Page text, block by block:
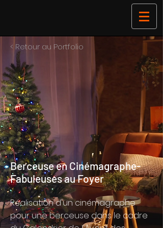
< Retour au Portfolio
Berceuse en Cinémagraphe-
Fabuleuses au Foyer
Réalisation d'un cinémagraphe
pour une berceuse dans le cadre